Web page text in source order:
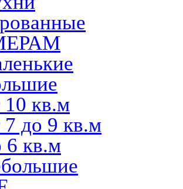
10 кв.м
до 9 кв.м
6 кв.м